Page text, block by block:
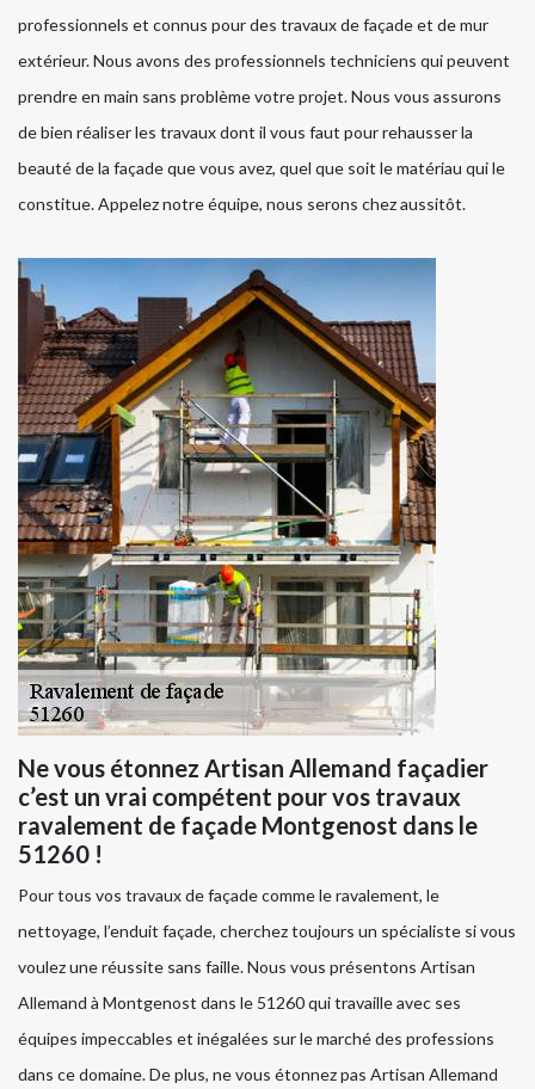
professionnels et connus pour des travaux de façade et de mur
extérieur. Nous avons des professionnels techniciens qui peuvent
prendre en main sans problème votre projet. Nous vous assurons
de bien réaliser les travaux dont il vous faut pour rehausser la
beauté de la façade que vous avez, quel que soit le matériau qui le
constitue. Appelez notre équipe, nous serons chez aussitôt.
Ne vous étonnez Artisan Allemand façadier
c’est un vrai compétent pour vos travaux
ravalement de façade Montgenost dans le
51260 !
Pour tous vos travaux de façade comme le ravalement, le
nettoyage, l’enduit façade, cherchez toujours un spécialiste si vous
voulez une réussite sans faille. Nous vous présentons Artisan
Allemand à Montgenost dans le 51260 qui travaille avec ses
équipes impeccables et inégalées sur le marché des professions
dans ce domaine. De plus, ne vous étonnez pas Artisan Allemand